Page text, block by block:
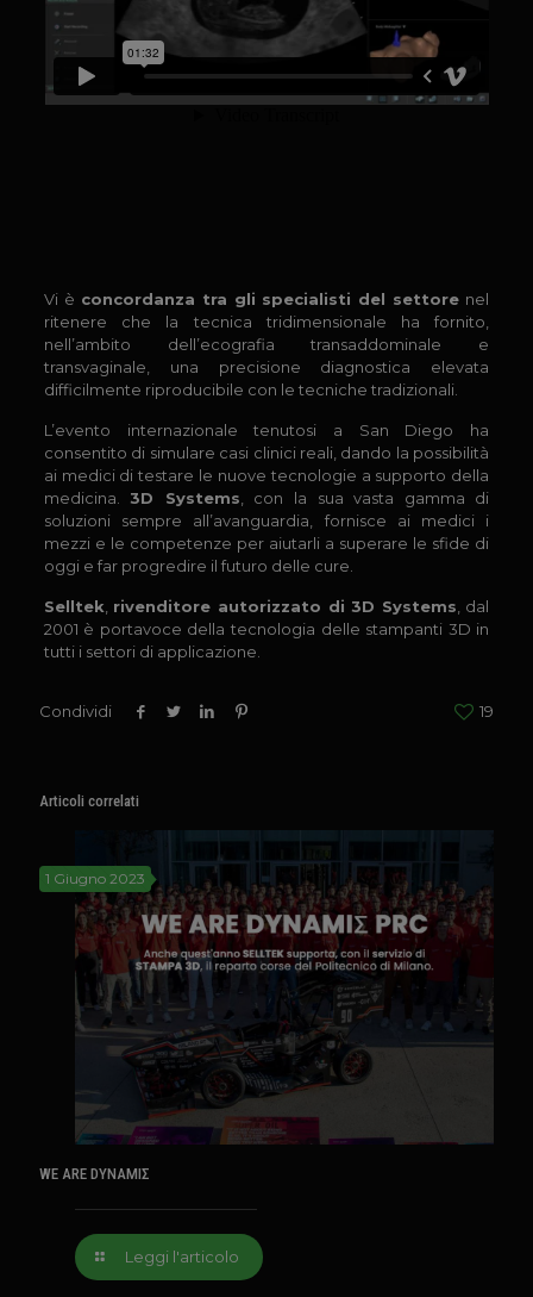
Vi è concordanza tra gli specialisti del settore nel
ritenere che la tecnica tridimensionale ha fornito,
nell’ambito dell’ecografia transaddominale e
transvaginale, una precisione diagnostica elevata
difficilmente riproducibile con le tecniche tradizionali.
L’evento internazionale tenutosi a San Diego ha
consentito di simulare casi clinici reali, dando la possibilità
ai medici di testare le nuove tecnologie a supporto della
medicina. 3D Systems , con la sua vasta gamma di
soluzioni sempre all’avanguardia, fornisce ai medici i
mezzi e le competenze per aiutarli a superare le sfide di
oggi e far progredire il futuro delle cure.
Selltek rivenditore autorizzato di 3D Systems , dal
2001 è portavoce della tecnologia delle stampanti 3D in
tutti i settori di applicazione.
Condividi 19
Articoli correlati
1 Giugno 2023
WE ARE DYNAMIΣ
Leggi l'articolo